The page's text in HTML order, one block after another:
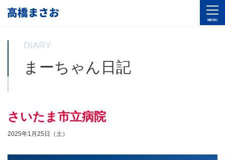
DIARY
まーちゃん日記
さいたま市立病院
2025年1月25日（土）